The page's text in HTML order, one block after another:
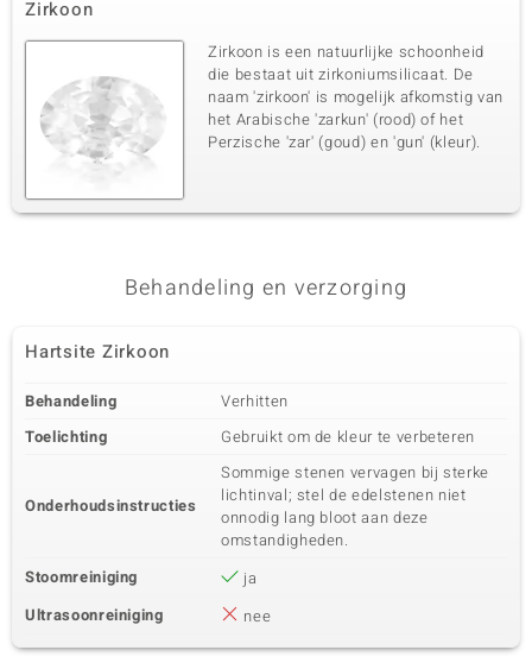
Zirkoon
Zirkoon is een natuurlijke schoonheid
die bestaat uit zirkoniumsilicaat. De
naam 'zirkoon' is mogelijk afkomstig van
het Arabische 'zarkun' (rood) of het
Perzische 'zar' (goud) en 'gun' (kleur).
Behandeling en verzorging
Hartsite Zirkoon
Behandeling
Verhitten
Toelichting
Gebruikt om de kleur te verbeteren
Onderhoudsinstructies
Sommige stenen vervagen bij sterke
lichtinval; stel de edelstenen niet
onnodig lang bloot aan deze
omstandigheden.
Stoomreiniging
ja
Ultrasoonreiniging
nee